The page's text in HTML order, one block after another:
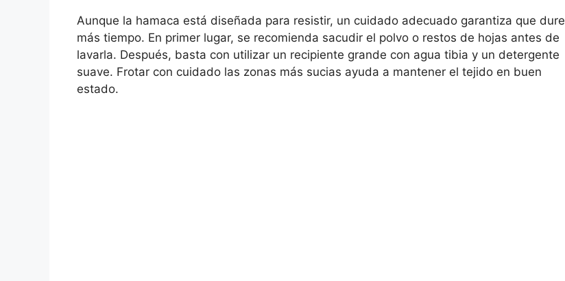
Aunque la hamaca está diseñada para resistir, un cuidado adecuado garantiza que dure
más tiempo. En primer lugar, se recomienda sacudir el polvo o restos de hojas antes de
lavarla. Después, basta con utilizar un recipiente grande con agua tibia y un detergente
suave. Frotar con cuidado las zonas más sucias ayuda a mantener el tejido en buen
estado.